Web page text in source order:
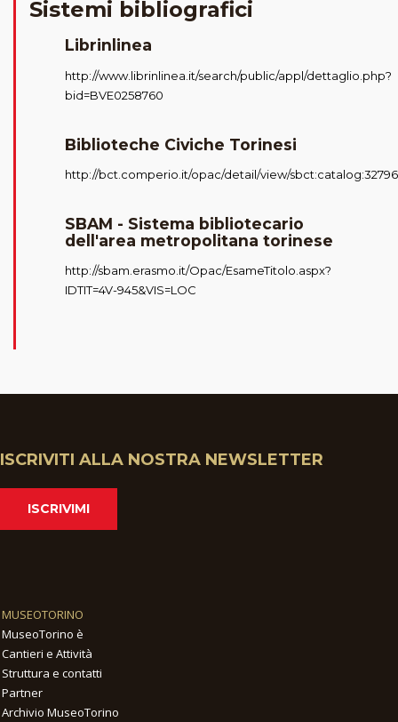
Sistemi bibliografici
Librinlinea
http://www.librinlinea.it/search/public/appl/dettaglio.php?
bid=BVE0258760
Biblioteche Civiche Torinesi
http://bct.comperio.it/opac/detail/view/
SBAM - Sistema bibliotecario
dell'area metropolitana torinese
http://sbam.erasmo.it/Opac/EsameTitolo.aspx?
IDTIT=4V-945&VIS=LOC
ISCRIVITI ALLA NOSTRA NEWSLETTER
ISCRIVIMI
MUSEOTORINO
MuseoTorino è
Cantieri e Attività
Struttura e contatti
Partner
Archivio MuseoTorino